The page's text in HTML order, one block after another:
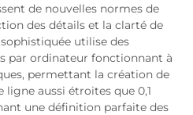
de nouvelles normes de
des détails et la clarté de
utilise des
par ordinateur fonctionnant à
permettant la création de
aussi étroites que 0,1
une définition parfaite des